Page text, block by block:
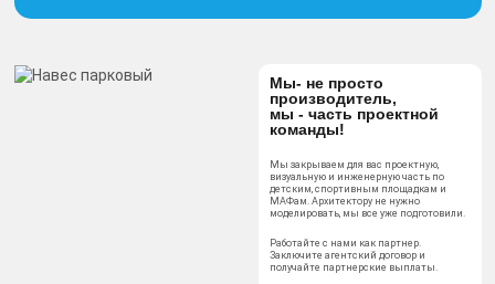
Мы- не просто
производитель,
мы - часть проектной
команды!
Мы закрываем для вас проектную,
визуальную и инженерную часть по
детским, спортивным площадкам и
МАФам. Архитектору не нужно
моделировать, мы все уже подготовили.
Работайте с нами как партнер.
Заключите агентский договор и
получайте партнерские выплаты.